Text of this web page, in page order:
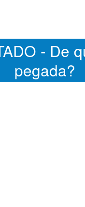
- De
pegada?